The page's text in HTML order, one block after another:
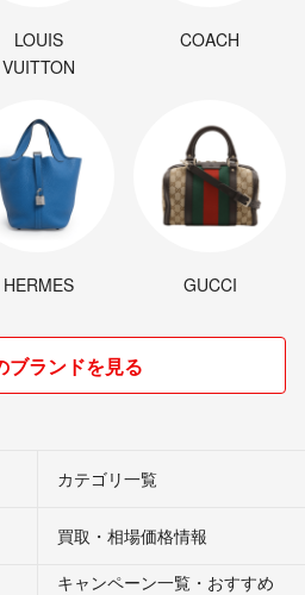
LOUIS
VUITTON
COACH
HERMES GUCCI
ブランドを見る
カテゴリ一覧
買取・相場価格情報
キャンペーン一覧・おすすめ